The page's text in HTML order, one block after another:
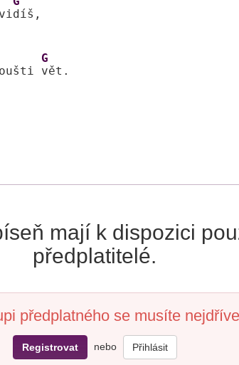
G
vět.
mají k dispozici
předplatitelé.
předplatného se musíte nejdříve
Registrovat nebo Přihlásit